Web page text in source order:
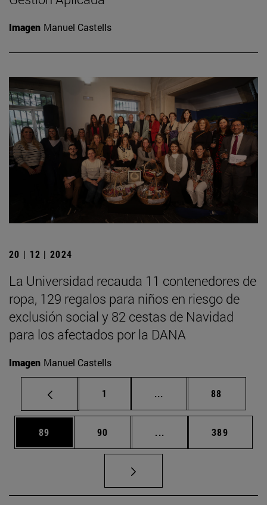
Imagen Manuel Castells
20 | 12 | 2024
La Universidad recauda 11 contenedores de
ropa, 129 regalos para niños en riesgo de
exclusión social y 82 cestas de Navidad
para los afectados por la DANA
Imagen Manuel Castells
Página
1 ... Páginas intermedias
Página
88
Página
89 Página
90 ... Páginas intermedias
Página
389